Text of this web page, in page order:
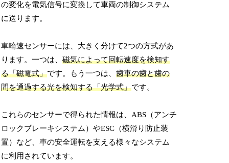
の変化を電気信号に変換して車両の制御システム
に送ります。
車輪速センサーには、大きく分けて2つの方式があ
ります。一つは、磁気によって回転速度を検知す
る「磁電式」です。もう一つは、歯車の歯と歯の
間を通過する光を検知する「光学式」です。
これらのセンサーで得られた情報は、ABS（アンチ
ロックブレーキシステム）やESC（横滑り防止装
置）など、車の安全運転を支える様々なシステム
に利用されています。